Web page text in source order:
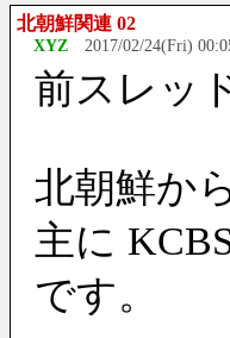
北朝鮮関連 02
XYZ 2017/02/24(Fri)
前スレッ
北朝鮮か
主に
です。